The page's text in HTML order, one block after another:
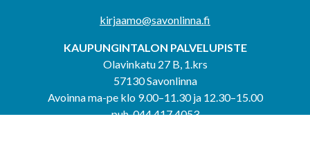
kirjaamo@savonlinna.fi
KAUPUNGINTALON PALVELUPISTE
Olavinkatu 27 B, 1.krs
57130 Savonlinna
Avoinna ma-pe klo 9.00–11.30 ja 12.30–15.00
puh. 044 417 4053